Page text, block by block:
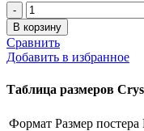
Количество
товара
Crystal
Round
Premium
Двусторонняя
В корзину
Сравнить
Добавить в избранное
Таблица размеров
Формат Размер постера